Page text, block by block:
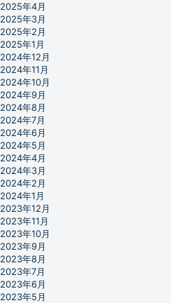
2025年4月
2025年3月
2025年2月
2025年1月
2024年12月
2024年11月
2024年10月
2024年9月
2024年8月
2024年7月
2024年6月
2024年5月
2024年4月
2024年3月
2024年2月
2024年1月
2023年12月
2023年11月
2023年10月
2023年9月
2023年8月
2023年7月
2023年6月
2023年5月